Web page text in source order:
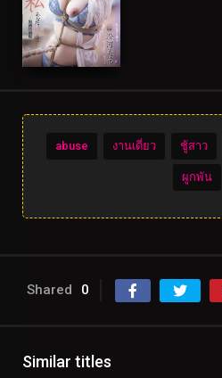
abuse งานเดี่ยว ชู้สาว
ผูกพัน
Shared 0
Similar titles